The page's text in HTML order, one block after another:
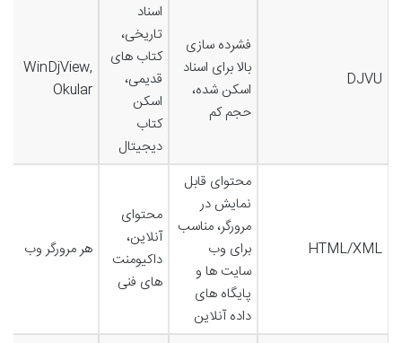
DJVU
فشرده سازی
بالا برای اسناد
اسکن شده،
حجم کم
اسناد
تاریخی،
کتاب های
قدیمی،
اسکن
کتاب
دیجیتال
WinDjView,
Okular
HTML/XML
محتوای قابل
نمایش در
مرورگر، مناسب
برای وب
سایت ها و
پایگاه های
داده آنلاین
محتوای
آنلاین،
داکیومنت
های فنی
هر مرورگر وب